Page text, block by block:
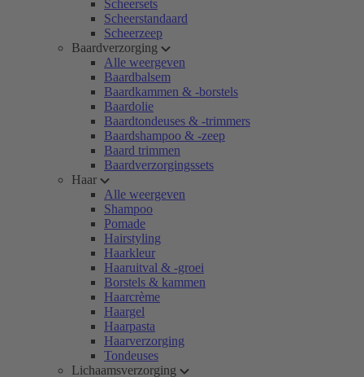
Scheersets
Scheerstandaard
Scheerzeep
Baardverzorging
Alle weergeven
Baardbalsem
Baardkammen & -borstels
Baardolie
Baardtondeuses & -trimmers
Baardshampoo & -zeep
Baard trimmen
Baardverzorgingssets
Haar
Alle weergeven
Shampoo
Pomade
Hairstyling
Haarkleur
Haaruitval & -groei
Borstels & kammen
Haarcrème
Haargel
Haarpasta
Haarverzorging
Tondeuses
Lichaamsverzorging